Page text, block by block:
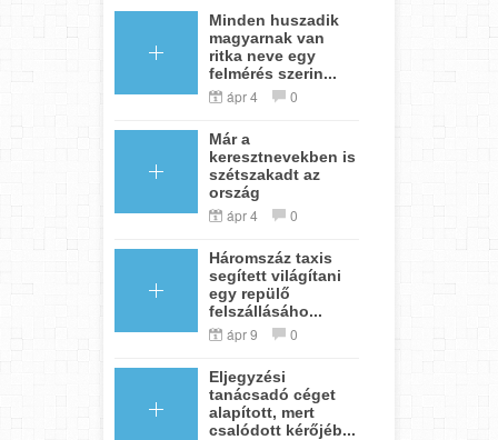
Minden huszadik
magyarnak van
ritka neve egy
felmérés szerin...
ápr 4 0
Már a
keresztnevekben is
szétszakadt az
ország
ápr 4 0
Háromszáz taxis
segített világítani
egy repülő
felszállásáho...
ápr 9 0
Eljegyzési
tanácsadó céget
alapított, mert
csalódott kérőjéb...